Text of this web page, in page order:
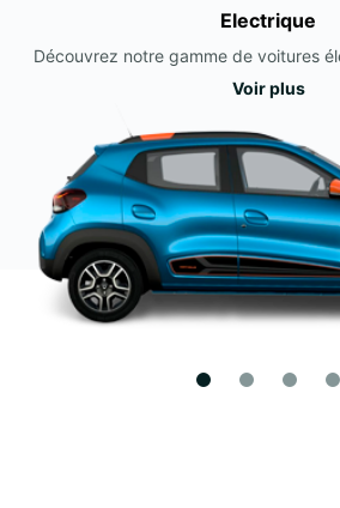
Electrique
Découvrez notre gamme de voitures
Voir plus